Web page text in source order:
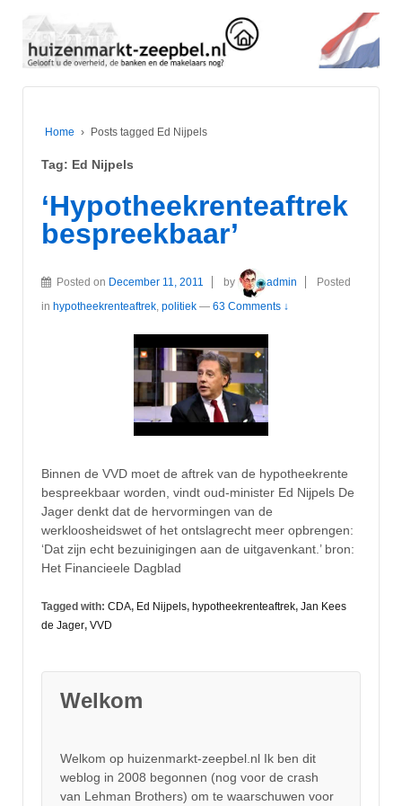
Home › Posts tagged Ed Nijpels
Tag: Ed Nijpels
‘Hypotheekrenteaftrek
bespreekbaar’
Posted on December 11, 2011 by admin
Posted
in hypotheekrenteaftrek, politiek — 63 Comments ↓
Binnen de VVD moet de aftrek van de hypotheekrente
bespreekbaar worden, vindt oud-minister Ed Nijpels De
Jager denkt dat de hervormingen van de
werkloosheidswet of het ontslagrecht meer opbrengen:
‘Dat zijn echt bezuinigingen aan de uitgavenkant.’ bron:
Het Financieele Dagblad
Tagged with: CDA, Ed Nijpels, hypotheekrenteaftrek, Jan Kees
de Jager, VVD
Welkom
Welkom op huizenmarkt-zeepbel.nl Ik ben dit
weblog in 2008 begonnen (nog voor de crash
van Lehman Brothers) om te waarschuwen voor